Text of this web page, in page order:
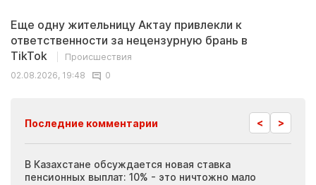
Еще одну жительницу Актау привлекли к
ответственности за нецензурную брань в
TikTok
Происшествия
02.08.2026, 19:48
0
Последние комментарии < >
В Казахстане обсуждается новая ставка
пенсионных выплат: 10% - это ничтожно мало